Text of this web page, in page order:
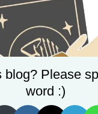
blog? Please
word :)